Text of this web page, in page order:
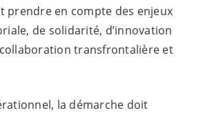
prendre en compte des enjeux
de solidarité, d’innovation
transfrontalière et
la démarche doit